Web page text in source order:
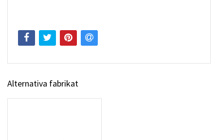
Alternativa fabrikat